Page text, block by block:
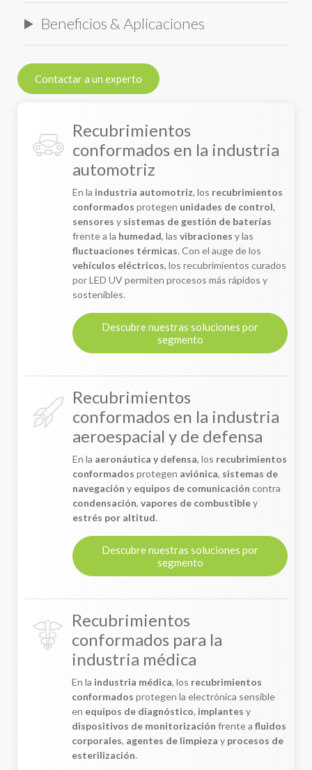
Beneficios & Aplicaciones
Contactar a un experto
Recubrimientos
conformados en la industria
automotriz
En la industria automotriz, los recubrimientos
conformados protegen unidades de control,
sensores y sistemas de gestión de baterías
frente a la humedad, las vibraciones y las
fluctuaciones térmicas. Con el auge de los
vehículos eléctricos, los recubrimientos curados
por LED UV permiten procesos más rápidos y
sostenibles.
Descubre nuestras soluciones por
segmento
Recubrimientos
conformados en la industria
aeroespacial y de defensa
En la aeronáutica y defensa, los recubrimientos
conformados protegen aviónica, sistemas de
navegación y equipos de comunicación contra
condensación, vapores de combustibley
estrés por altitud.
Descubre nuestras soluciones por
segmento
Recubrimientos
conformados para la
industria médica
En la industria médica, los recubrimientos
conformados protegen la electrónica sensible
en equipos de diagnóstico, implantes y
dispositivos de monitorización frente a fluidos
corporales, agentes de limpieza y procesos de
esterilización.